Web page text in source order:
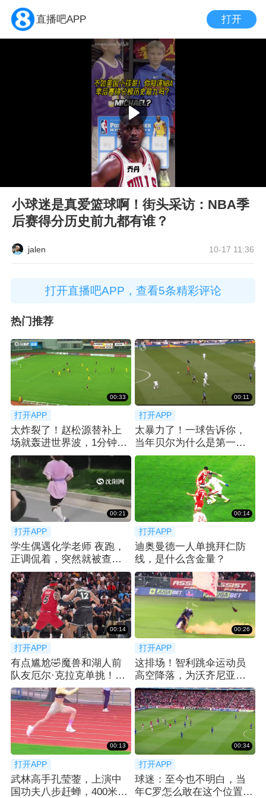
直播吧APP 打开
小球迷是真爱篮球啊！街头采访：NBA季
后赛得分历史前九都有谁？
jalen 10-17 11:36
打开直播吧APP，查看5条精彩评论
热门推荐
00:33
打开APP
太炸裂了！赵松源替补上
场就轰进世界波，1分钟2
球反超太猛了
00:11
打开APP
太暴力了！一球告诉你，
当年贝尔为什么是第一个
亿元先生！
00:21
打开APP
学生偶遇化学老师 夜跑，
正调侃着，突然就被查功
课... 😂
00:14
打开APP
迪奥曼德一人单挑拜仁防
线，是什么含金量？
00:14
打开APP
有点尴尬🤣魔兽和湖人前
队友厄尔·克拉克单挑！吃
了个大帽！
00:26
打开APP
这排场！智利跳伞运动员
高空降落，为沃齐尼亚送
上科洛科洛球衣
00:13
打开APP
武林高手孔莹蓥，上演中
国功夫八步赶蝉，400米栏
00:34
打开APP
球迷：至今也不明白，当
年C罗怎么敢在这个位置直